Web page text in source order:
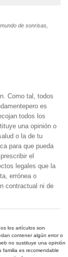
de sonrisas,
Como tal, todos
es
todos los
una opinión o
o la de tu
para que pueda
el
legales que la
errónea o
contractual ni de
los artículos son
contener algún error o
no sustituye una opinión
familia es recomendable